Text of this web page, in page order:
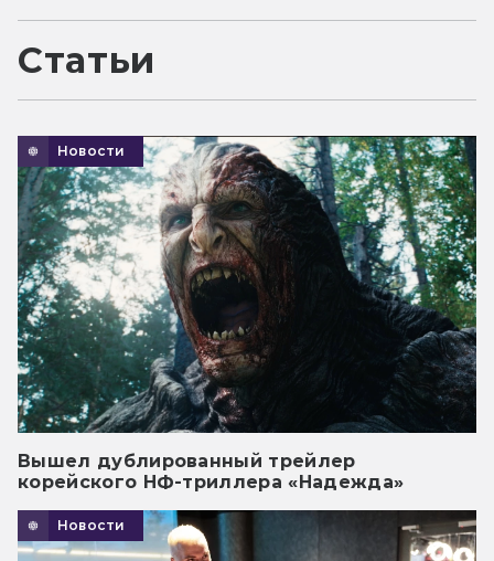
Статьи
Новости
Вышел дублированный трейлер
корейского НФ-триллера «Надежда»
Новости